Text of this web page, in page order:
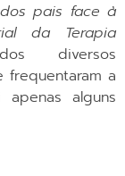
pais face à
da Terapia
diversos
a
apenas alguns